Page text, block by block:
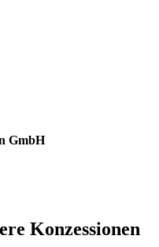
GmbH
Konzessionen